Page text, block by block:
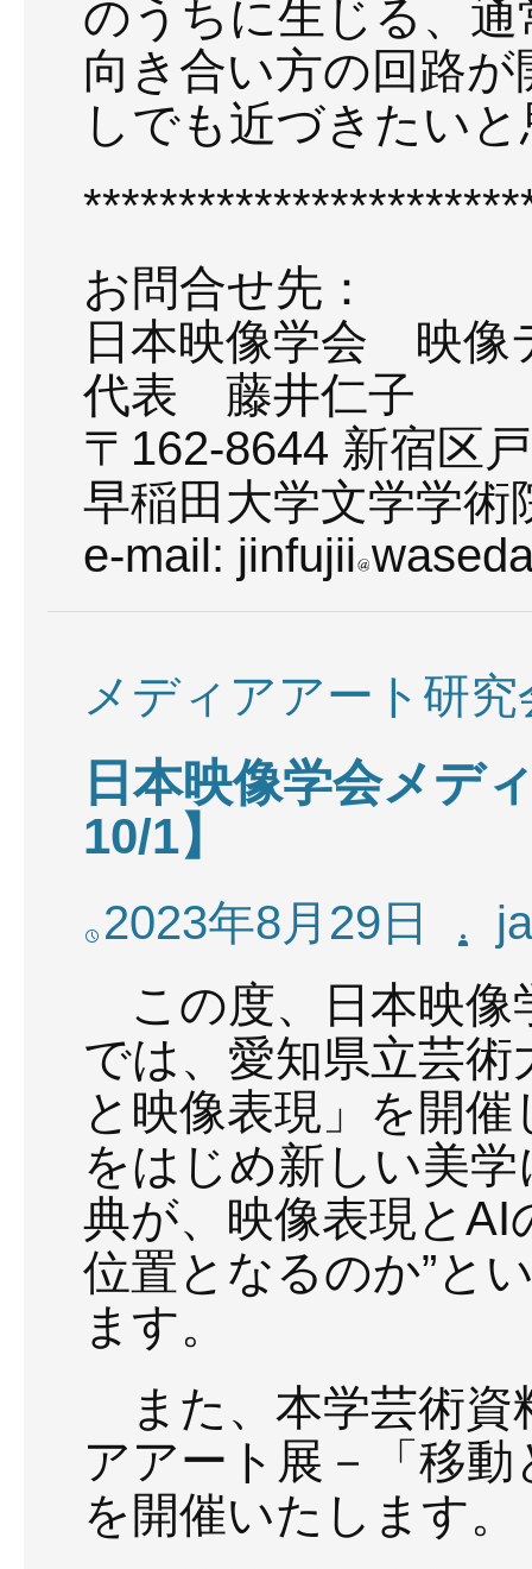
のうちに生じる、
向き合い方の回路
しでも近づきたい
お問合せ先：
日本映像学会 映像
代表 藤井仁子
〒162-8644 新宿区
早稲田大学文学学術
e-mail: jinfujii
メディアアート研究
日本映像学会メデ
10/1】
2023年8月29日
この度、日本映像
では、愛知県立芸
と映像表現」を開
をはじめ新しい美
典が、映像表現と
位置となるのか”と
ます。
また、本学芸術資
アアート展－「移
を開催いたします。